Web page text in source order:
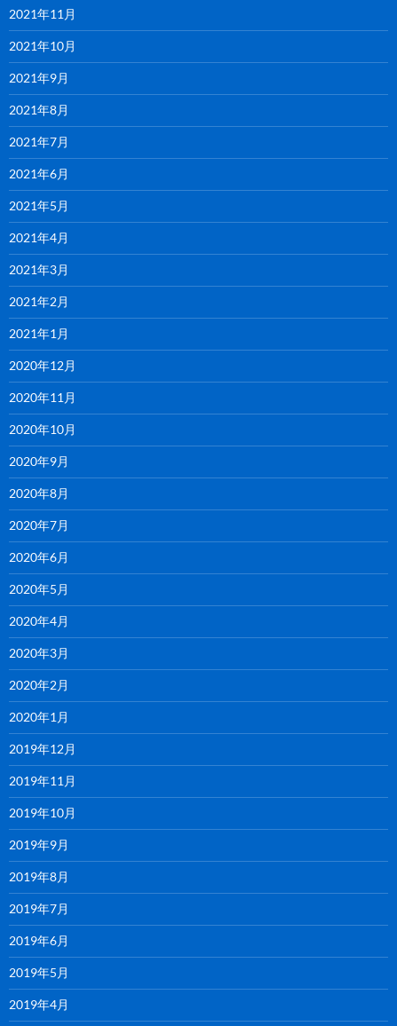
2021年11月
2021年10月
2021年9月
2021年8月
2021年7月
2021年6月
2021年5月
2021年4月
2021年3月
2021年2月
2021年1月
2020年12月
2020年11月
2020年10月
2020年9月
2020年8月
2020年7月
2020年6月
2020年5月
2020年4月
2020年3月
2020年2月
2020年1月
2019年12月
2019年11月
2019年10月
2019年9月
2019年8月
2019年7月
2019年6月
2019年5月
2019年4月